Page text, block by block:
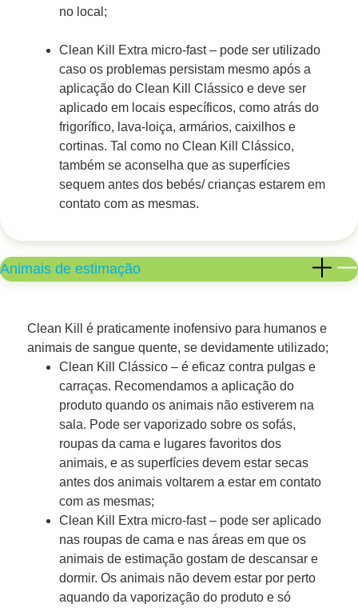
no local;
Clean Kill Extra micro-fast – pode ser utilizado
caso os problemas persistam mesmo após a
aplicação do Clean Kill Clássico e deve ser
aplicado em locais específicos, como atrás do
frigorífico, lava-loiça, armários, caixilhos e
cortinas. Tal como no Clean Kill Clássico,
também se aconselha que as superfícies
sequem antes dos bebés/ crianças estarem em
contato com as mesmas.
Animais de estimação
Clean Kill é praticamente inofensivo para humanos e
animais de sangue quente, se devidamente utilizado;
Clean Kill Clássico – é eficaz contra pulgas e
carraças. Recomendamos a aplicação do
produto quando os animais não estiverem na
sala. Pode ser vaporizado sobre os sofás,
roupas da cama e lugares favoritos dos
animais, e as superfícies devem estar secas
antes dos animais voltarem a estar em contato
com as mesmas;
Clean Kill Extra micro-fast – pode ser aplicado
nas roupas de cama e nas áreas em que os
animais de estimação gostam de descansar e
dormir. Os animais não devem estar por perto
aquando da vaporização do produto e só